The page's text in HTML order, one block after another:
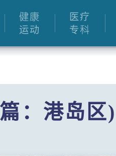
健康
运动
医疗
专科
：港岛区)